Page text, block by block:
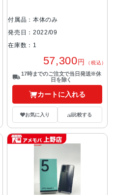
付属品：本体のみ
発売日：2022/09
在庫数：1
57,300円 （税込）
17時までのご注文で当日発送※休
日を除く
カートに入れる
お気に入り 比較する